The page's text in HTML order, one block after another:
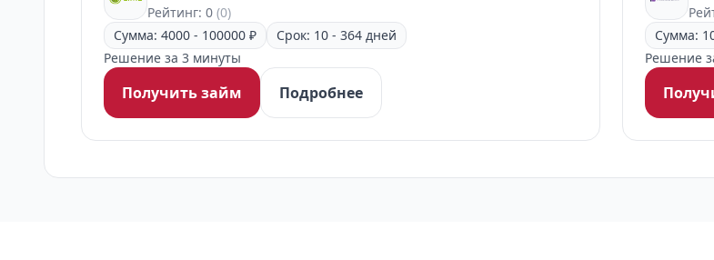
Рейтинг: 0 (0)
Сумма: 4000 - 100000 ₽
Срок: 10 - 364 дней
Решение за 3 минуты
Получить займ Подробнее
Сумма:
Решение